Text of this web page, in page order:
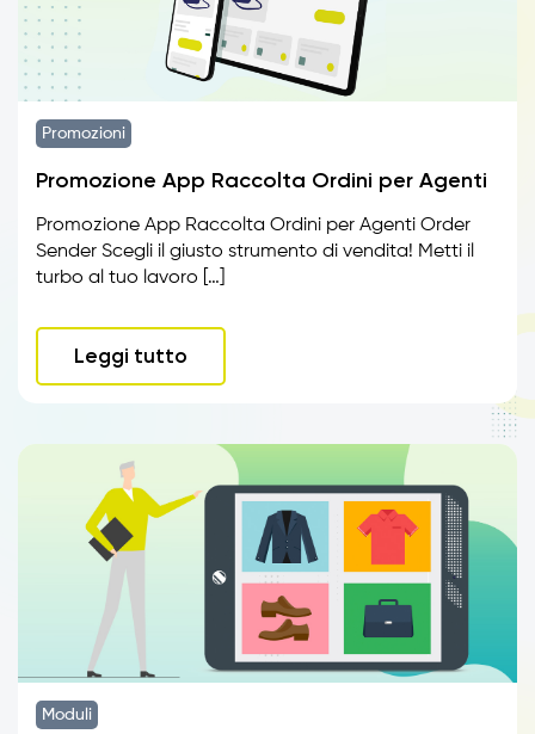
Promozioni
Promozione App Raccolta Ordini per Agenti
Promozione App Raccolta Ordini per Agenti Order
Sender Scegli il giusto strumento di vendita! Metti il
turbo al tuo lavoro […]
Leggi tutto
Moduli